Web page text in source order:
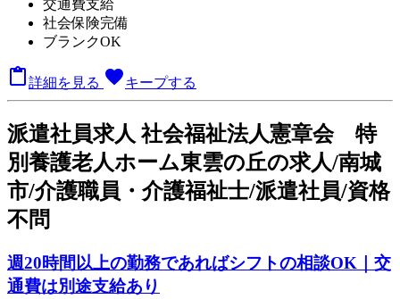
交通費支給
社会保険完備
ブランクOK
詳細を見る favoriteキープする
派遣社員求人 社会福祉法人憲章会 特
別養護老人ホーム東雲の丘の求人/南城
市/介護職員・介護福祉士/派遣社員/資格
不問
週20時間以上の勤務であればシフトの相談OK｜交
通費は別途支給あり